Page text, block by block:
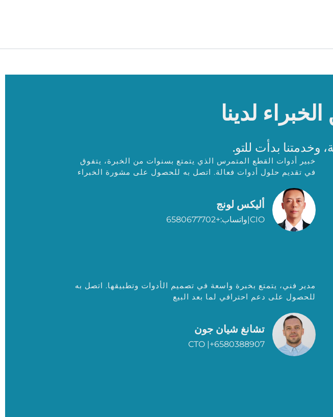
لدينا
وخدمتنا بدأت للتو.
خبير أدوات القطع المتمرس الذي يتمتع بسنوات من الخبرة، يتفوق
في تقديم حلول أدوات فعالة. اتصل به للحصول على مشورة الخبراء
أليكس لونج
CIO|واتساب:+6580677702
مدير فني، يتمتع بخبرة واسعة في تصميم الأدوات وتطبيقها. اتصل به
للحصول على دعم احترافي لما بعد البيع
تشانغ شيان جون
CTO |+6580388907